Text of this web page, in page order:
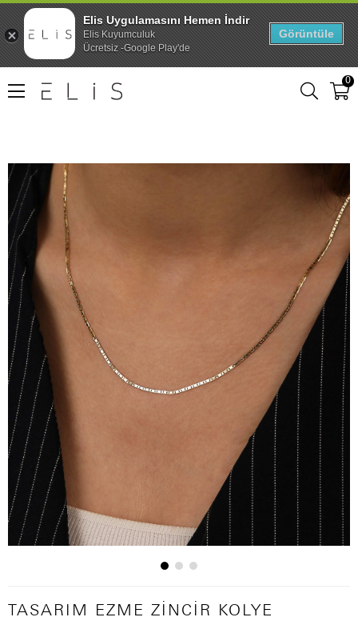
0
TASARIM EZME ZINCIR KOLYE
Elis Uygulamasını Hemen İndir
Elis Kuyumculuk
Ücretsiz -Google Play'de
Görüntüle